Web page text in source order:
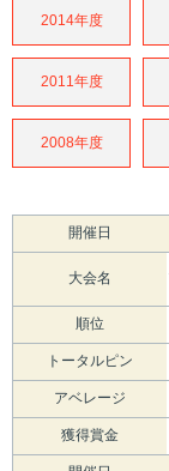
2014年度
2011年度
2008年度
開催日
大会名
順位
トータルピン
アベレージ
獲得賞金